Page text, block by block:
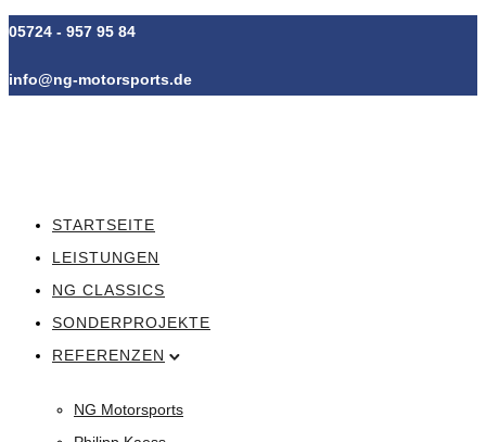
05724 - 957 95 84
info@ng-motorsports.de
STARTSEITE
LEISTUNGEN
NG CLASSICS
SONDERPROJEKTE
REFERENZEN
NG Motorsports